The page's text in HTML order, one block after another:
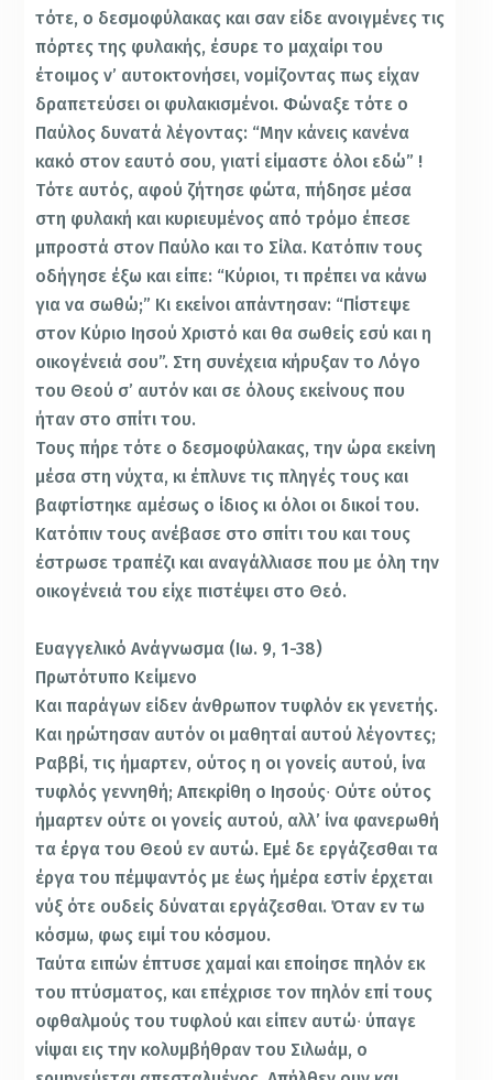
τότε, ο δεσμοφύλακας και σαν είδε ανοιγμένες τις
πόρτες της φυλακής, έσυρε το μαχαίρι του
έτοιμος ν’ αυτοκτονήσει, νομίζοντας πως είχαν
δραπετεύσει οι φυλακισμένοι. Φώναξε τότε ο
Παύλος δυνατά λέγοντας: “Mην κάνεις κανένα
κακό στον εαυτό σου, γιατί είμαστε όλοι εδώ” !
Tότε αυτός, αφού ζήτησε φώτα, πήδησε μέσα
στη φυλακή και κυριευμένος από τρόμο έπεσε
μπροστά στον Παύλο και το Σίλα. Kατόπιν τους
οδήγησε έξω και είπε: “Kύριοι, τι πρέπει να κάνω
για να σωθώ;” Kι εκείνοι απάντησαν: “Πίστεψε
στον Kύριο Iησού Xριστό και θα σωθείς εσύ και η
οικογένειά σου”. Στη συνέχεια κήρυξαν το Λόγο
του Θεού σ’ αυτόν και σε όλους εκείνους που
ήταν στο σπίτι του.
Tους πήρε τότε ο δεσμοφύλακας, την ώρα εκείνη
μέσα στη νύχτα, κι έπλυνε τις πληγές τους και
βαφτίστηκε αμέσως ο ίδιος κι όλοι οι δικοί του.
Kατόπιν τους ανέβασε στο σπίτι του και τους
έστρωσε τραπέζι και αναγάλλιασε που με όλη την
οικογένειά του είχε πιστέψει στο Θεό.
Ευαγγελικό Ανάγνωσμα (Ιω. 9, 1-38)
Πρωτότυπο Κείμενο
Και παράγων είδεν άνθρωπον τυφλόν εκ γενετής.
Και ηρώτησαν αυτόν οι μαθηταί αυτού λέγοντες;
Ραββί, τις ήμαρτεν, ούτος η οι γονείς αυτού, ίνα
τυφλός γεννηθή; Απεκρίθη ο Ιησούς∙ Ούτε ούτος
ήμαρτεν ούτε οι γονείς αυτού, αλλ’ ίνα φανερωθή
τα έργα του Θεού εν αυτώ. Εμέ δε εργάζεσθαι τα
έργα του πέμψαντός με έως ήμέρα εστίν έρχεται
νύξ ότε ουδείς δύναται εργάζεσθαι. Όταν εν τω
κόσμω, φως ειμί του κόσμου.
Ταύτα ειπών έπτυσε χαμαί και εποίησε πηλόν εκ
του πτύσματος, και επέχρισε τον πηλόν επί τους
οφθαλμούς του τυφλού και είπεν αυτώ∙ ύπαγε
νίψαι εις την κολυμβήθραν του Σιλωάμ, ο